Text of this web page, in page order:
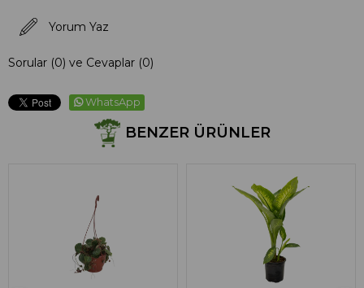
Yorum Yaz
Sorular (0) ve Cevaplar (0)
WhatsApp
BENZER ÜRÜNLER